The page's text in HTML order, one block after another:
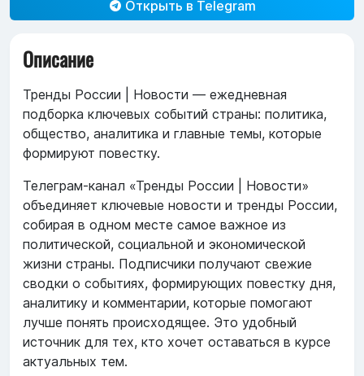
Открыть в Telegram
Описание
Тренды России | Новости — ежедневная
подборка ключевых событий страны: политика,
общество, аналитика и главные темы, которые
формируют повестку.
Телеграм-канал «Тренды России | Новости»
объединяет ключевые новости и тренды России,
собирая в одном месте самое важное из
политической, социальной и экономической
жизни страны. Подписчики получают свежие
сводки о событиях, формирующих повестку дня,
аналитику и комментарии, которые помогают
лучше понять происходящее. Это удобный
источник для тех, кто хочет оставаться в курсе
актуальных тем.